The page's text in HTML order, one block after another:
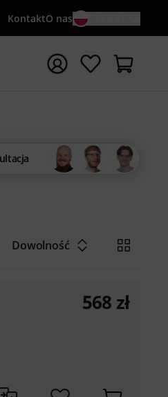
KontaktO nas
kluczowego {searchTerm}
Dowolność
568 zł